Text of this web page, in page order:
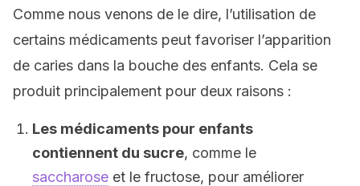
Comme nous venons de le dire, l’utilisation de
certains médicaments peut favoriser l’apparition
de caries dans la bouche des enfants. Cela se
produit principalement pour deux raisons :
Les médicaments pour enfants
contiennent du sucre, comme le
saccharose et le fructose, pour améliorer